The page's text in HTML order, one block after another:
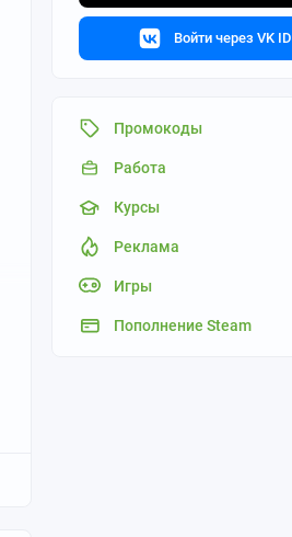
Войти через VK ID
Промокоды
Работа
Курсы
Реклама
Игры
Пополнение Steam